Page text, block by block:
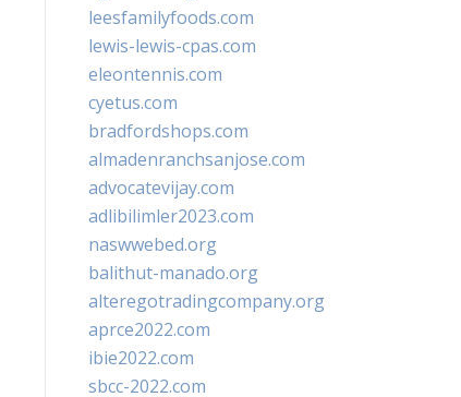
leesfamilyfoods.com
lewis-lewis-cpas.com
eleontennis.com
cyetus.com
bradfordshops.com
almadenranchsanjose.com
advocatevijay.com
adlibilimler2023.com
naswwebed.org
balithut-manado.org
alteregotradingcompany.org
aprce2022.com
ibie2022.com
sbcc-2022.com